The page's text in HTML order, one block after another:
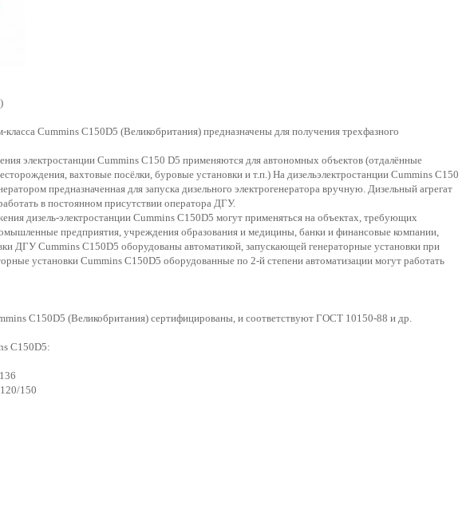
Cummins C150D5 (Великобритания) предназначены для получения трехфазного
электростанции Cummins C150 D5 применяются для автономных объектов (отдалённые
вахтовые посёлки, буровые установки и т.п.) На дизельэлектростанции Cummins C150
предназначенная для запуска дизельного электрогенератора вручную. Дизельный агрегат
в постоянном присутствии оператора ДГУ.
дизель-электростанции Cummins C150D5 могут применяться на объектах, требующих
предприятия, учреждения образования и медицины, банки и финансовые компании,
ДГУ Cummins C150D5 оборудованы автоматикой, запускающей генераторные установки при
установки Cummins C150D5 оборудованные по 2-й степени автоматизации могут работать
C150D5 (Великобритания) сертифицированы, и соответствуют ГОСТ 10150-88 и др.
C150D5:
150